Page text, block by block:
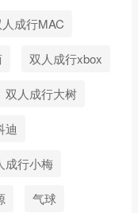
人成行MAC
双人成行xbox
双人成行大树
迪
成行小梅
气球